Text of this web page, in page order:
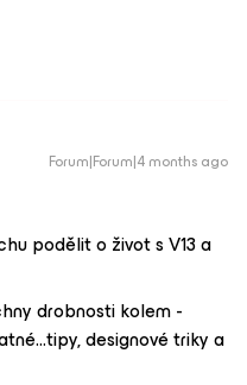
Forum|Forum|4 months ago
podělit o život s V13 a
drobnosti kolem -
designové triky a